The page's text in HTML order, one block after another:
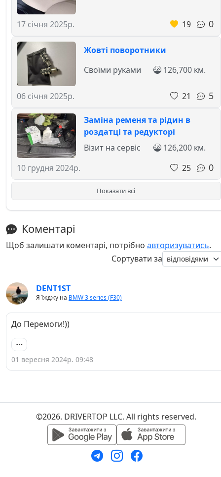
17 січня 2025р. 19 0
Жовті поворотники
06 січня 2025р.
Своїми руками 126,700 км.
21 5
Заміна ременя та рідин в
роздатці та редукторі
10 грудня 2024р.
Візит на сервіс
126,200 км.
25
0
Показати всі
Коментарі
Щоб залишати коментарі, потрібно авторизуватись.
Сортувати за
DENT1ST
Я їжджу на BMW 3 series (F30)
До Перемоги!))
01 вересня 2024р. 09:48
©2026. DRIVERTOP LLC. All rights reserved.